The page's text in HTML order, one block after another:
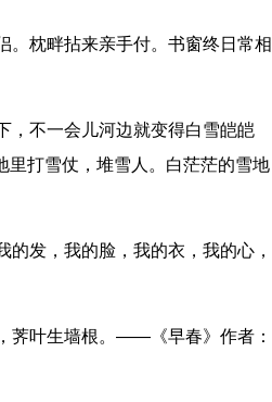
枕畔拈来亲手付。书窗终日常相
不一会儿河边就变得白雪皑皑
里打雪仗，堆雪人。白茫茫的雪地
发，我的脸，我的衣，我的心，
叶生墙根。——《早春》作者：